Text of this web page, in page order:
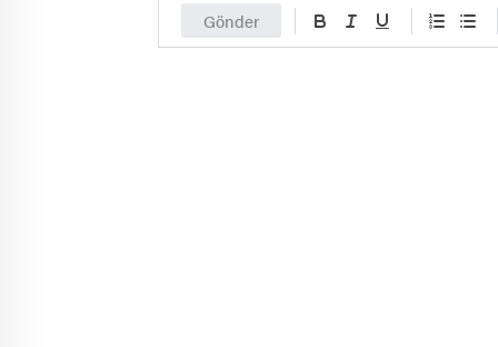
Gönder